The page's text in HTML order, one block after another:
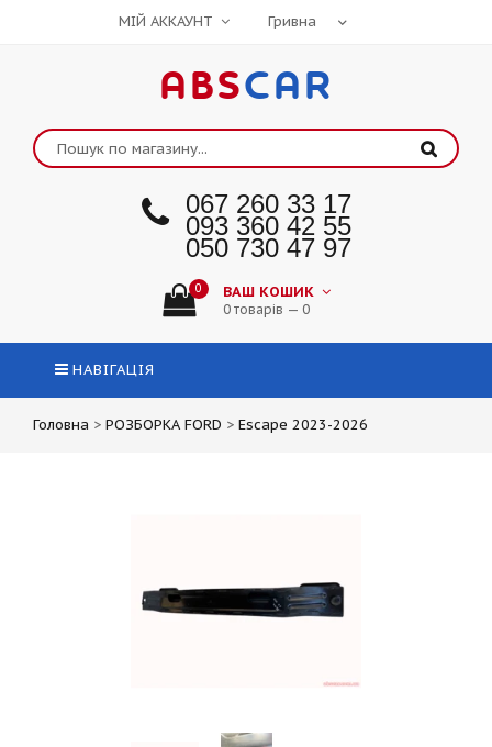
МІЙ АККАУНТ
ABSCAR
067 260 33 17
093 360 42 55
050 730 47 97
0 ВАШ КОШИК
0 товарів — 0
НАВІГАЦІЯ
Головна > РОЗБОРКА FORD > Escape 2023-2026